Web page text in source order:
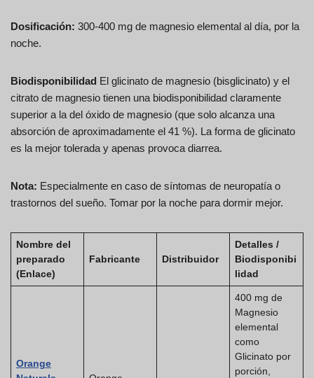
Dosificación: 300-400 mg de magnesio elemental al día, por la
noche.
Biodisponibilidad El glicinato de magnesio (bisglicinato) y el
citrato de magnesio tienen una biodisponibilidad claramente
superior a la del óxido de magnesio (que solo alcanza una
absorción de aproximadamente el 41 %). La forma de glicinato
es la mejor tolerada y apenas provoca diarrea.
Nota: Especialmente en caso de síntomas de neuropatía o
trastornos del sueño. Tomar por la noche para dormir mejor.
Nombre del
preparado
(Enlace)
Fabricante Distribuidor
Detalles /
Biodisponibi
lidad
Orange
400 mg de
Magnesio
elemental
como
Glicinato por
porción,